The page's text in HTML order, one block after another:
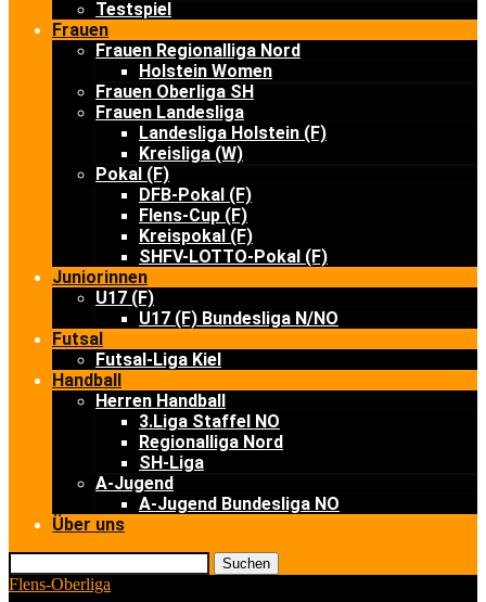
Testspiel
Frauen
Frauen Regionalliga Nord
Holstein Women
Frauen Oberliga SH
Frauen Landesliga
Landesliga Holstein (F)
Kreisliga (W)
Pokal (F)
DFB-Pokal (F)
Flens-Cup (F)
Kreispokal (F)
SHFV-LOTTO-Pokal (F)
Juniorinnen
U17 (F)
U17 (F) Bundesliga N/NO
Futsal
Futsal-Liga Kiel
Handball
Herren Handball
3.Liga Staffel NO
Regionalliga Nord
SH-Liga
A-Jugend
A-Jugend Bundesliga NO
Über uns
Suchen
Flens-Oberliga